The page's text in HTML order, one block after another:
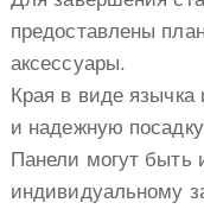
предоставлены
аксессуары.
Края в виде язычка
и надежную посадку
Панели могут быть
индивидуальному